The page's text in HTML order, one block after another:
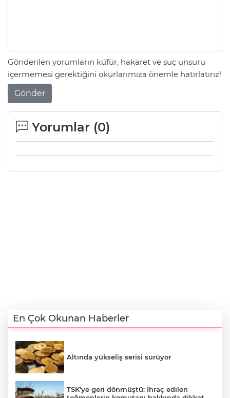
Gönderilen yorumların küfür, hakaret ve suç unsuru
içermemesi gerektiğini okurlarımıza önemle hatırlatırız!
Gönder
Yorumlar (0)
En Çok Okunan Haberler
Altında yükseliş serisi sürüyor
TSK'ye geri dönmüştü: İhraç edilen